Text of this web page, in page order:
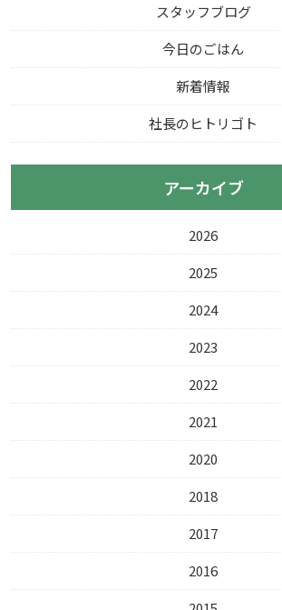
スタッフブログ
今日のごはん
新着情報
社長のヒトリゴト
アーカイブ
2026
2025
2024
2023
2022
2021
2020
2018
2017
2016